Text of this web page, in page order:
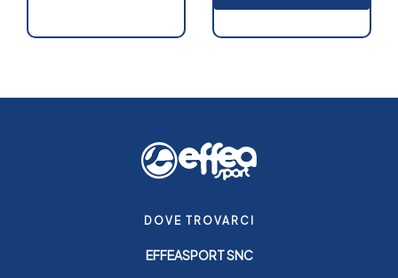
DOVE TROVARCI
EFFEASPORT SNC